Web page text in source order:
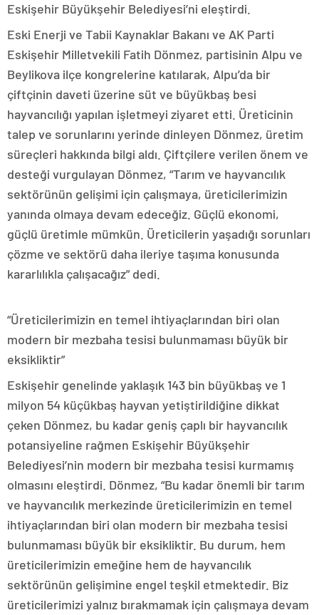
Eskişehir Büyükşehir Belediyesi’ni eleştirdi.
Eski Enerji ve Tabii Kaynaklar Bakanı ve AK Parti
Eskişehir Milletvekili Fatih Dönmez, partisinin Alpu ve
Beylikova ilçe kongrelerine katılarak, Alpu’da bir
çiftçinin daveti üzerine süt ve büyükbaş besi
hayvancılığı yapılan işletmeyi ziyaret etti. Üreticinin
talep ve sorunlarını yerinde dinleyen Dönmez, üretim
süreçleri hakkında bilgi aldı. Çiftçilere verilen önem ve
desteği vurgulayan Dönmez, “Tarım ve hayvancılık
sektörünün gelişimi için çalışmaya, üreticilerimizin
yanında olmaya devam edeceğiz. Güçlü ekonomi,
güçlü üretimle mümkün. Üreticilerin yaşadığı sorunları
çözme ve sektörü daha ileriye taşıma konusunda
kararlılıkla çalışacağız” dedi.
“Üreticilerimizin en temel ihtiyaçlarından biri olan
modern bir mezbaha tesisi bulunmaması büyük bir
eksikliktir”
Eskişehir genelinde yaklaşık 143 bin büyükbaş ve 1
milyon 54 küçükbaş hayvan yetiştirildiğine dikkat
çeken Dönmez, bu kadar geniş çaplı bir hayvancılık
potansiyeline rağmen Eskişehir Büyükşehir
Belediyesi’nin modern bir mezbaha tesisi kurmamış
olmasını eleştirdi. Dönmez, “Bu kadar önemli bir tarım
ve hayvancılık merkezinde üreticilerimizin en temel
ihtiyaçlarından biri olan modern bir mezbaha tesisi
bulunmaması büyük bir eksikliktir. Bu durum, hem
üreticilerimizin emeğine hem de hayvancılık
sektörünün gelişimine engel teşkil etmektedir. Biz
üreticilerimizi yalnız bırakmamak için çalışmaya devam